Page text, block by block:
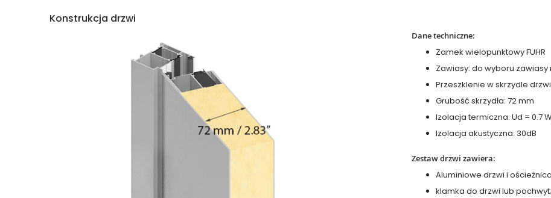
Konstrukcja drzwi
Dane techniczne:
Zamek wielopunktowy FUHR
Zawiasy: do wyboru
Przeszklenie w skrzydle
Grubość skrzydła: 72 mm
Izolacja termiczna: Ud = 0.7
Izolacja akustyczna: 30dB
Zestaw drzwi zawiera:
Aluminiowe drzwi i
klamka do drzwi lub pochwyt;